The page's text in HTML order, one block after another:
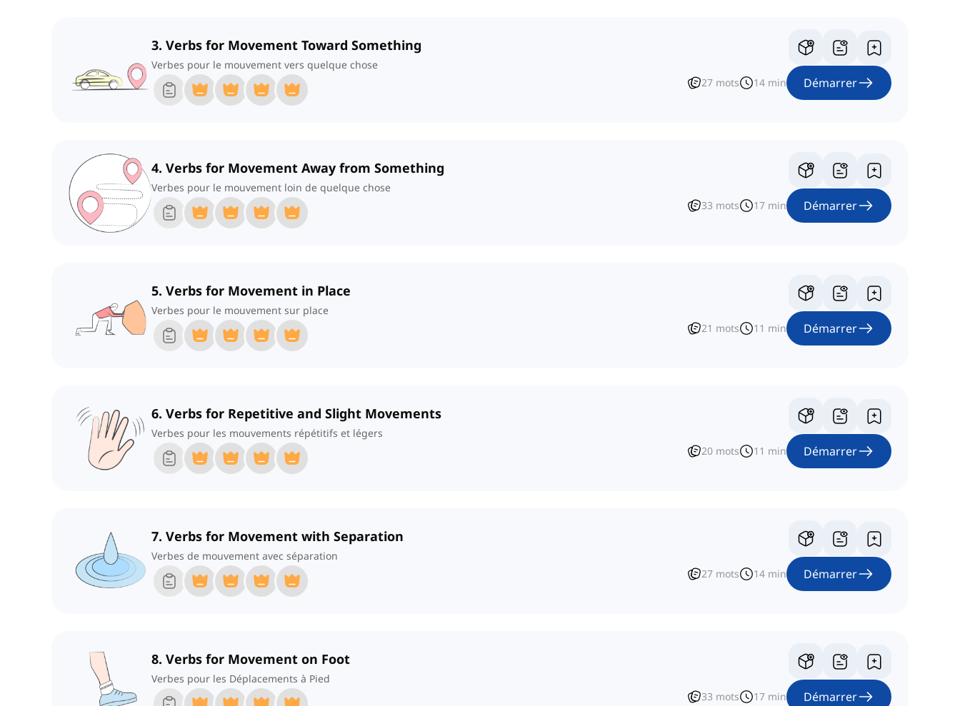
3. Verbs for Movement Toward Something
Verbes pour le mouvement vers quelque chose
27 mots 14 min Démarrer
4. Verbs for Movement Away from Something
Verbes pour le mouvement loin de quelque chose
33 mots 17 min Démarrer
5. Verbs for Movement in Place
Verbes pour le mouvement sur place
21 mots 11 min Démarrer
6. Verbs for Repetitive and Slight Movements
Verbes pour les mouvements répétitifs et légers
20 mots 11 min Démarrer
7. Verbs for Movement with Separation
Verbes de mouvement avec séparation
27 mots 14 min Démarrer
8. Verbs for Movement on Foot
Verbes pour les Déplacements à Pied
33 mots 17 min Démarrer